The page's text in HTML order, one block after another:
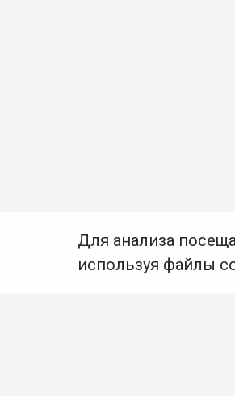
Для анализа
используя файлы